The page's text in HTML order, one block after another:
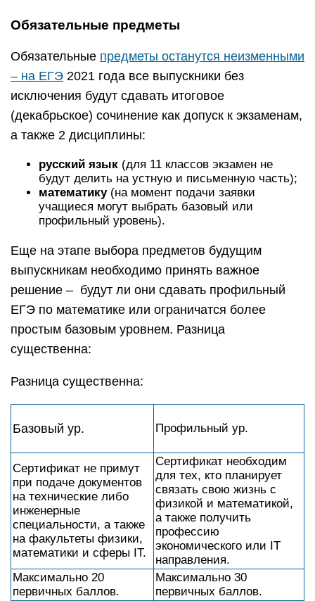
Обязательные предметы
Обязательные предметы останутся неизменными
– на ЕГЭ 2021 года все выпускники без
исключения будут сдавать итоговое
(декабрьское) сочинение как допуск к экзаменам,
а также 2 дисциплины:
русский язык (для 11 классов экзамен не
будут делить на устную и письменную часть);
математику(на момент подачи заявки
учащиеся могут выбрать базовый или
профильный уровень).
Еще на этапе выбора предметов будущим
выпускникам необходимо принять важное
решение – будут ли они сдавать профильный
ЕГЭ по математике или ограничатся более
простым базовым уровнем. Разница
существенна:
Разница существенна:
Базовый ур. Профильный ур.
Сертификат не примут
при подаче документов
на технические либо
инженерные
специальности, а также
на факультеты физики,
математики и сферы IT.
Сертификат необходим
для тех, кто планирует
связать свою жизнь с
физикой и математикой,
а также получить
профессию
экономического или IT
направления.
Максимально 20
первичных баллов.
Максимально 30
первичных баллов.